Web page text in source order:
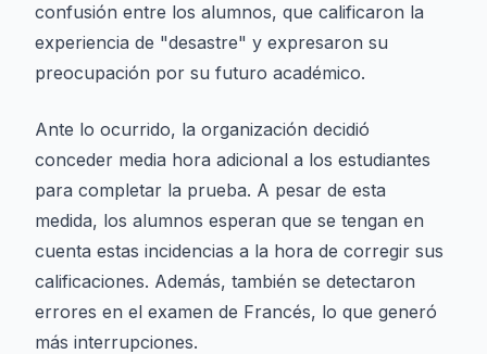
confusión entre los alumnos, que calificaron la
experiencia de "desastre" y expresaron su
preocupación por su futuro académico.
Ante lo ocurrido, la organización decidió
conceder media hora adicional a los estudiantes
para completar la prueba. A pesar de esta
medida, los alumnos esperan que se tengan en
cuenta estas incidencias a la hora de corregir sus
calificaciones. Además, también se detectaron
errores en el examen de Francés, lo que generó
más interrupciones.